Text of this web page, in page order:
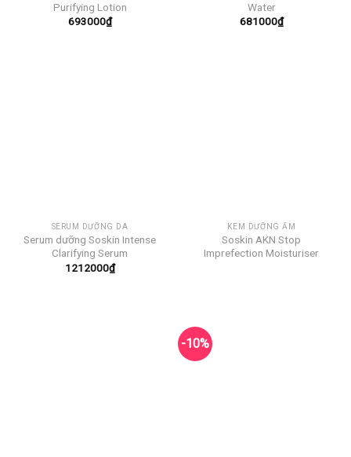
Purifying Lotion
693000₫
Water
681000₫
SERUM DƯỠNG DA
Serum dưỡng Soskin Intense
Clarifying Serum
1212000₫
KEM DƯỠNG ẨM
Soskin AKN Stop
Imprefection Moisturiser
-10%